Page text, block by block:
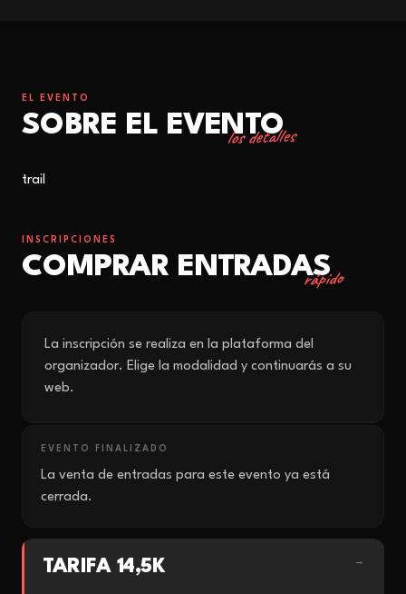
EL EVENTO
SOBRE EL EVENTO
los detalles
trail
INSCRIPCIONES
COMPRAR ENTRADAS
rápido
La inscripción se realiza en la plataforma del
organizador. Elige la modalidad y continuarás a su
web.
EVENTO FINALIZADO
La venta de entradas para este evento ya está
cerrada.
TARIFA 14,5K →